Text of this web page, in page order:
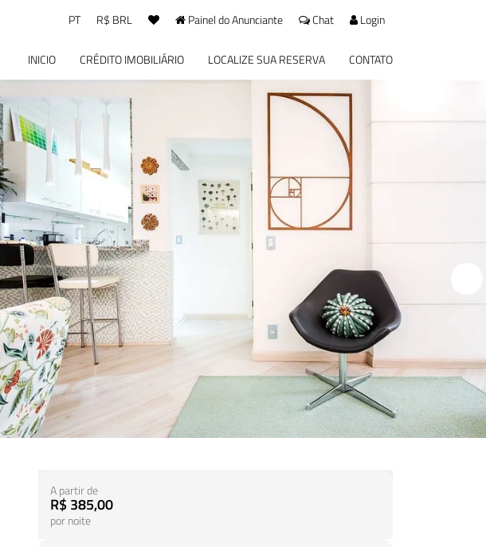
PT R$ BRL Painel do Anunciante Chat Login
INICIO CRÉDITO IMOBILIÁRIO LOCALIZE SUA RESERVA CONTATO
A partir de
R$ 385,00
por noite